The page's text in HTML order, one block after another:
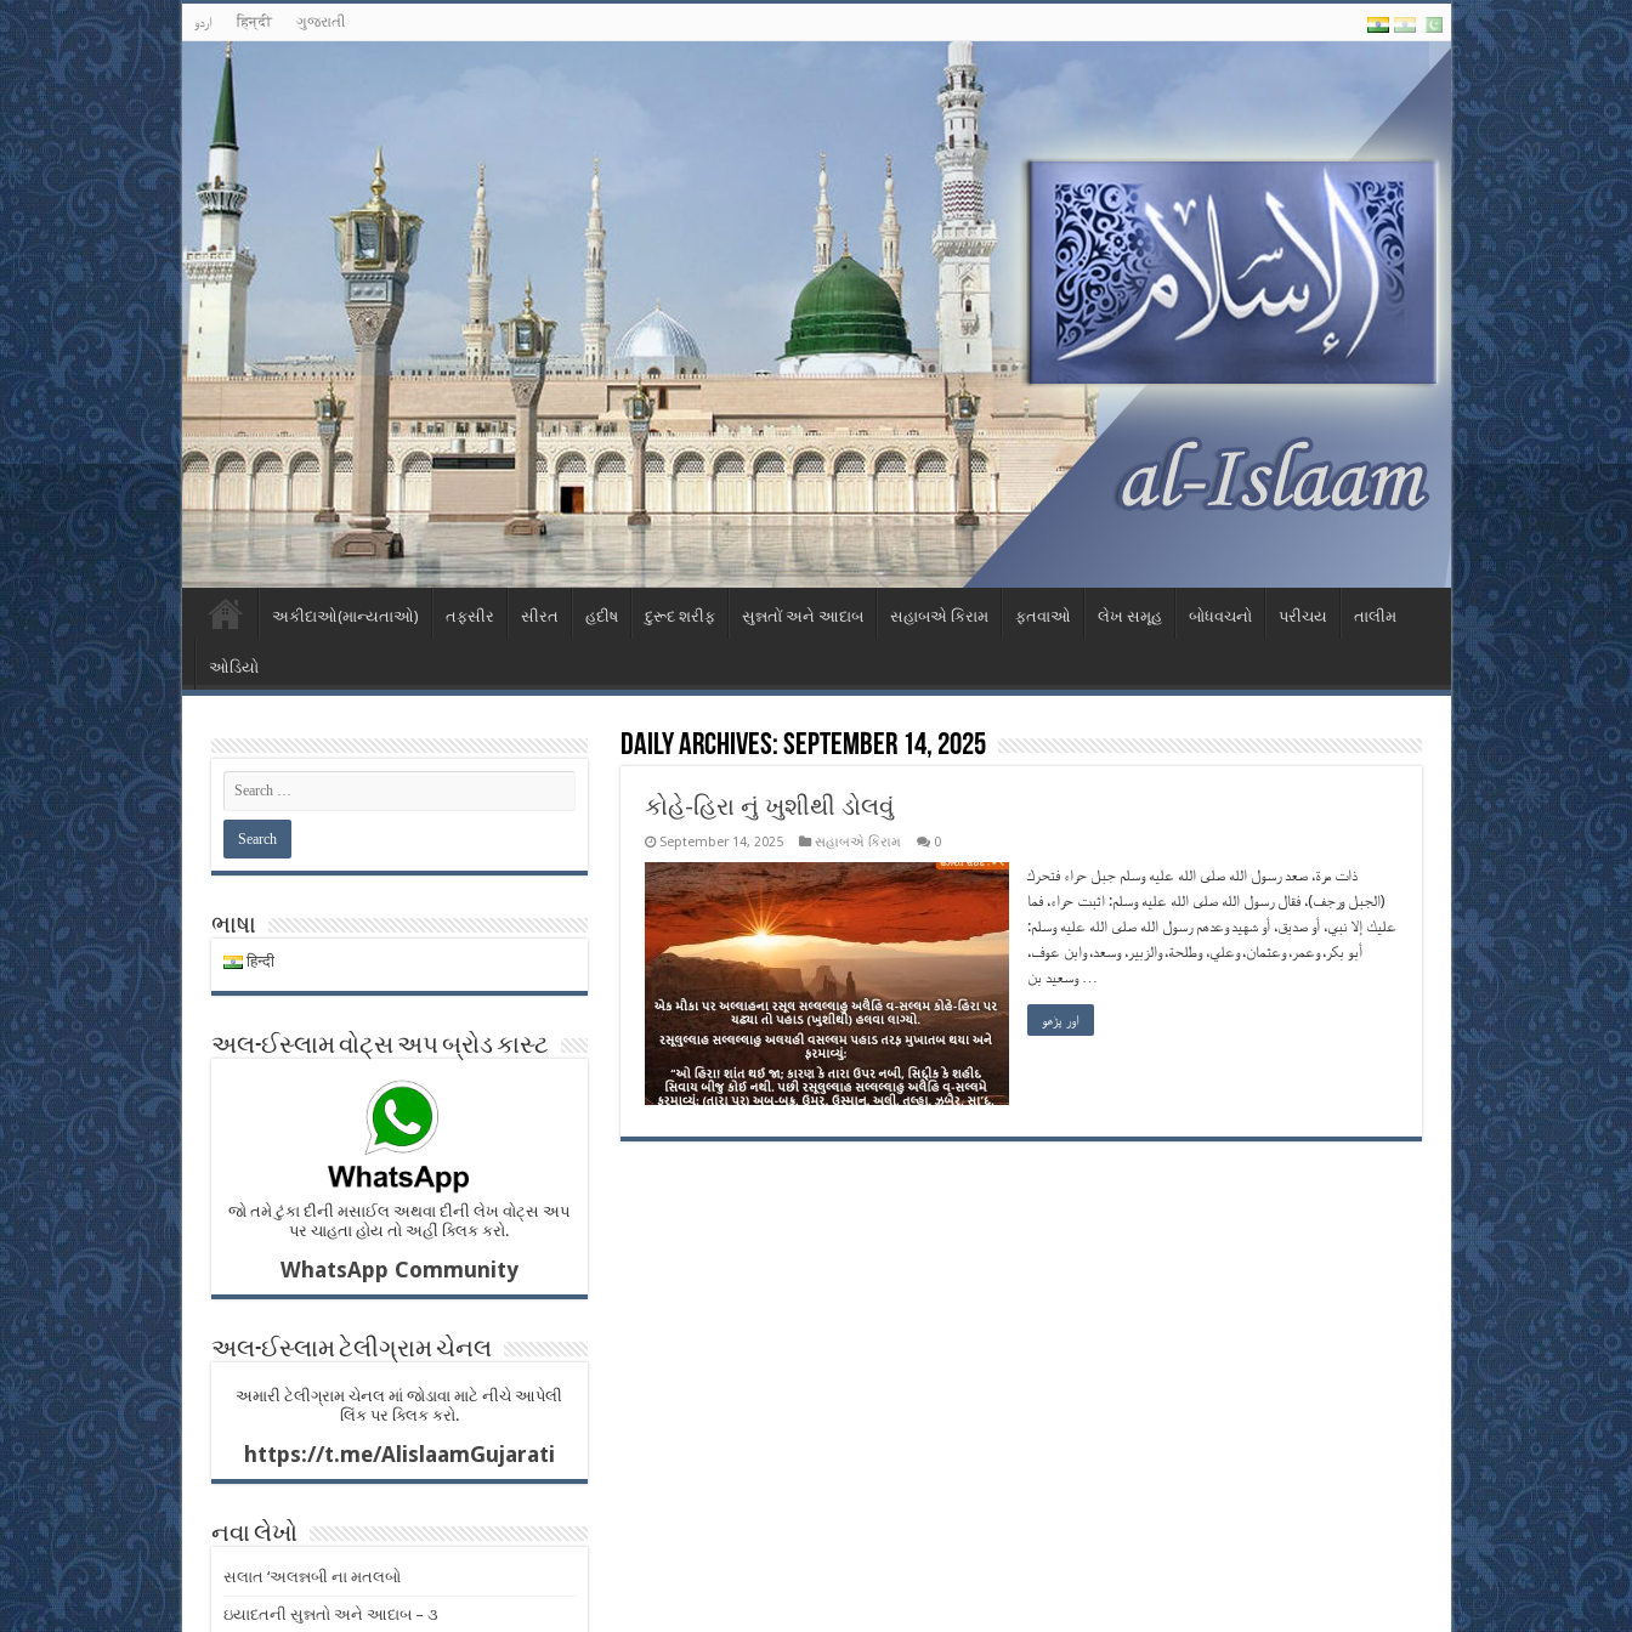
اردو हिन्दी ગુજરાતી
અકીદાઓ(માન્યતાઓ) તફસીર સીરત હદીષ દુરૂદ શરીફ સુન્નતોં અને આદાબ સહાબએ કિરામ ફતવાઓ લેખ સમૂહ બોધવચનો પરીચય તાલીમ
ઓડિયો
Daily Archives:September 14, 2025
કોહે-હિરા નું ખુશીથી ડોલવું
September 14, 2025 સહાબએ કિરામ 0
ذات مرة، صعد رسول الله صلى الله عليه وسلم جبل حراء فتحرك
(الجبل ورجف)، فقال رسول الله صلى الله عليه وسلم: اثبت حراء، فما
عليك إلا نبي، أو صديق، أو شهيد وعدهم رسول الله صلى الله عليه وسلم:
أبو بكر، وعمر، وعثمان، وعلي، وطلحة، والزبير، وسعد، وابن عوف،
وسعيد بن …
اور پڑھو
ભાષા
हिन्दी
અલ-ઈસ્લામ વોટ્સ અપ બ્રોડ કાસ્ટ
જો તમે ટુંકા દીની મસાઈલ અથવા દીની લેખ વોટ્સ અપ
પર ચાહતા હોય તો અહીં ક્લિક કરો.
WhatsApp Community
અલ-ઈસ્લામ ટેલીગ્રામ ચેનલ
અમારી ટેલીગ્રામ ચેનલ માં જોડાવા માટે નીચે આપેલી
લિંક પર ક્લિક કરો.
https://t.me/AlislaamGujarati
નવા લેખો
સલાત ‘અલન્નબી ના મતલબો
ઇયાદતની સુન્નતો અને આદાબ – ૩